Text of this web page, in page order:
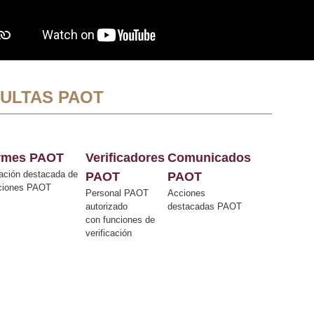
PAOT
PAOT
destacada de
PAOT
Verificadores
PAOT
Personal PAOT
autorizado
con funciones de
verificación
Comunicados
PAOT
Acciones
destacadas PAOT